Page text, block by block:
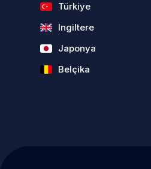
Türkiye
Ingiltere
Japonya
Belçika